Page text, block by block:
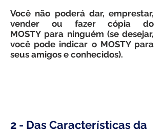
Você não poderá dar, emprestar,
vender ou fazer cópia do
MOSTY para ninguém (se desejar,
você pode indicar o MOSTY para
seus amigos e conhecidos).
2 - Das Características​ da